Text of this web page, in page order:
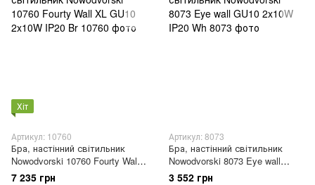
Хіт
Артикул: 10760
Бра, настінний світильник
Nowodvorski 10760 Fourty Wall
XL GU10 2x10W IP20 Br
7 235 грн
Артикул: 8073
Бра, настінний світильник
Nowodvorski 8073 Eye wall
GU10 2x10W IP20 Wh
3 552 грн